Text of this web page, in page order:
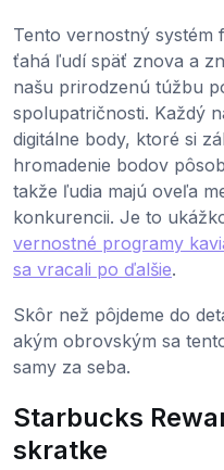
Tento vernostný systém
ťahá ľudí späť znova a
našu prirodzenú túžbu
spolupatričnosti. Každý
digitálne body, ktoré si
hromadenie bodov
takže ľudia majú oveľa
konkurencii. Je to
vernostné programy
sa vracali po ďalšie.
Skôr než pôjdeme do
akým obrovským sa
samy za seba.
Starbucks
skratke